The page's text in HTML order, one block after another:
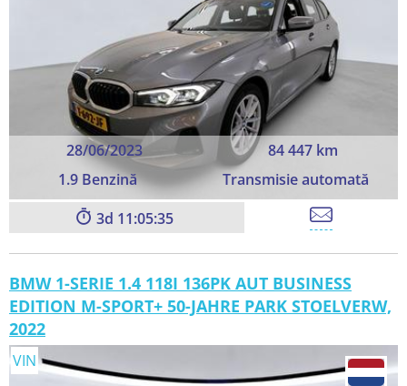
28/06/2023
84 447 km
1.9 Benzină
Transmisie automată
3 11:05:33
BMW 1-SERIE 1.4 118I 136PK AUT BUSINESS
EDITION M-SPORT+ 50-JAHRE PARK STOELVERW,
2022
VIN